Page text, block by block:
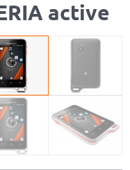
active